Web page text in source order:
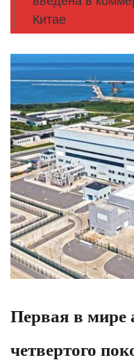
Китае
Первая в мире
четвертого